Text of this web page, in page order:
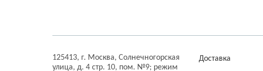
125413, г. Москва, Солнечногорская
улица, д. 4 стр. 10, пом. №9; режим
Доставка